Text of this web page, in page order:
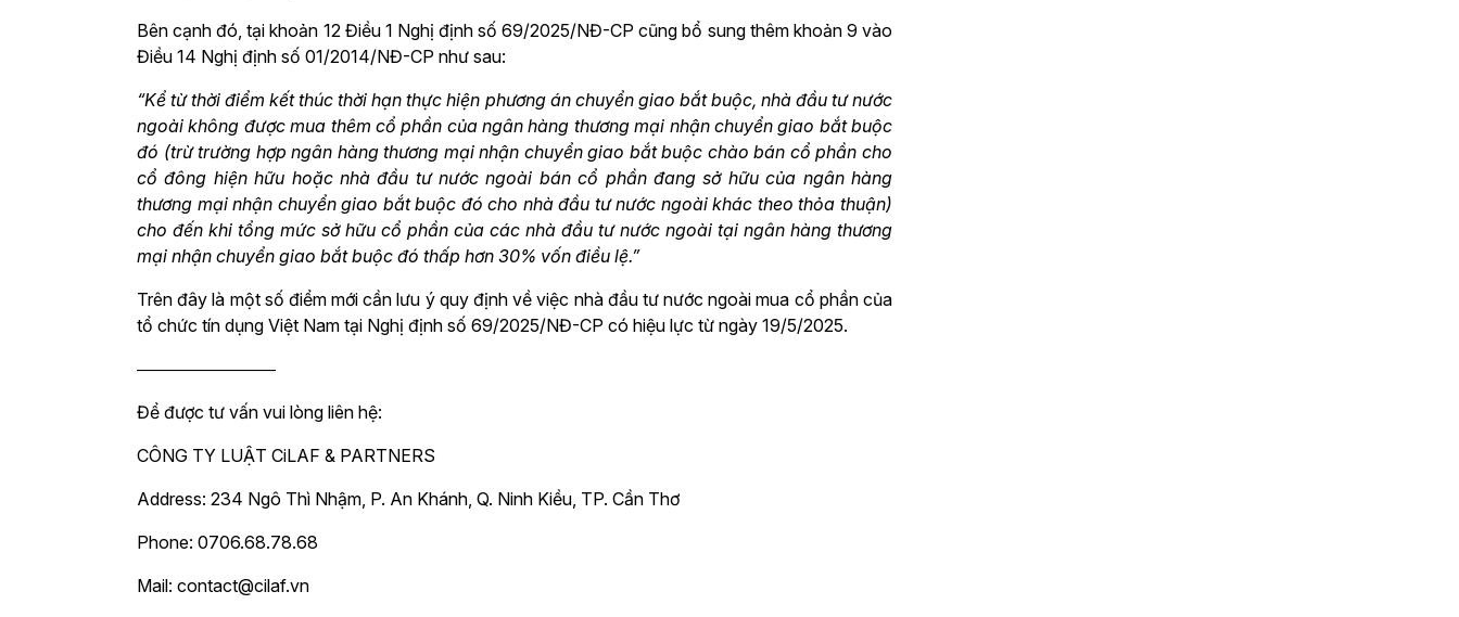
Bên cạnh đó, tại khoản 12 Điều 1 Nghị định số 69/2025/NĐ-CP cũng bổ sung thêm khoản 9 vào
Điều 14 Nghị định số 01/2014/NĐ-CP như sau:
“Kể từ thời điểm kết thúc thời hạn thực hiện phương án chuyển giao bắt buộc, nhà đầu tư nước
ngoài không được mua thêm cổ phần của ngân hàng thương mại nhận chuyển giao bắt buộc
đó (trừ trường hợp ngân hàng thương mại nhận chuyển giao bắt buộc chào bán cổ phần cho
cổ đông hiện hữu hoặc nhà đầu tư nước ngoài bán cổ phần đang sở hữu của ngân hàng
thương mại nhận chuyển giao bắt buộc đó cho nhà đầu tư nước ngoài khác theo thỏa thuận)
cho đến khi tổng mức sở hữu cổ phần của các nhà đầu tư nước ngoài tại ngân hàng thương
mại nhận chuyển giao bắt buộc đó thấp hơn 30% vốn điều lệ.”
Trên đây là một số điểm mới cần lưu ý quy định về việc nhà đầu tư nước ngoài mua cổ phần của
tổ chức tín dụng Việt Nam tại Nghị định số 69/2025/NĐ-CP có hiệu lực từ ngày 19/5/2025.
――――――――
Để được tư vấn vui lòng liên hệ:
CÔNG TY LUẬT CiLAF & PARTNERS
Address: 234 Ngô Thì Nhậm, P. An Khánh, Q. Ninh Kiều, TP. Cần Thơ
Phone: 0706.68.78.68
Mail: contact@cilaf.vn